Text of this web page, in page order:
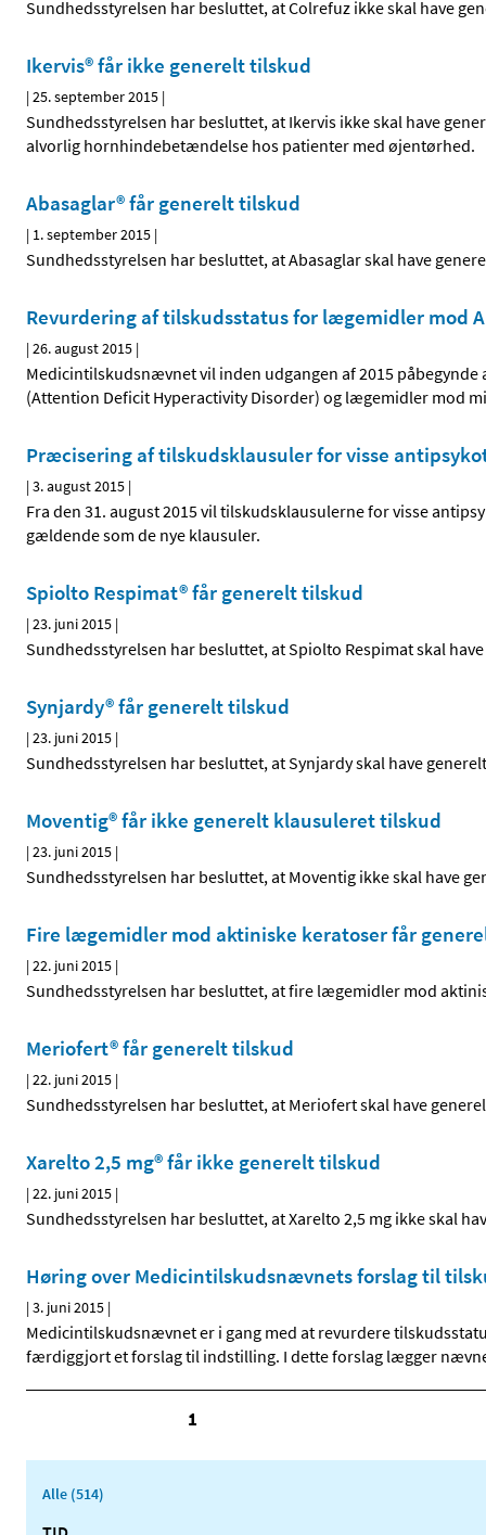
Sundhedsstyrelsen har besluttet, at Colrefuz ikke skal have
Ikervis® får ikke generelt tilskud
|25. september 2015 |
Sundhedsstyrelsen har besluttet, at Ikervis ikke skal have
alvorlig hornhindebetændelse hos patienter med øjentørhed.
Abasaglar® får generelt tilskud
| 1. september 2015 |
Sundhedsstyrelsen har besluttet, at Abasaglar skal have
Revurdering af tilskudsstatus for lægemidler mod
|26. august 2015 |
Medicintilskudsnævnet vil inden udgangen af 2015
(Attention Deficit Hyperactivity Disorder) og lægemidler mod
Præcisering af tilskudsklausuler for visse
|3. august 2015 |
Fra den 31. august 2015 vil tilskudsklausulerne for visse
gældende som de nye klausuler.
Spiolto Respimat® får generelt tilskud
|23. juni 2015 |
Sundhedsstyrelsen har besluttet, at Spiolto Respimat skal
Synjardy® får generelt tilskud
|23. juni 2015 |
Sundhedsstyrelsen har besluttet, at Synjardy skal have
Moventig® får ikke generelt klausuleret tilskud
|23. juni 2015 |
Sundhedsstyrelsen har besluttet, at Moventig ikke skal have
Fire lægemidler mod aktiniske keratoser får
|22. juni 2015 |
Sundhedsstyrelsen har besluttet, at fire lægemidler mod
Meriofert® får generelt tilskud
|22. juni 2015 |
Sundhedsstyrelsen har besluttet, at Meriofert skal have
Xarelto 2,5 mg® får ikke generelt tilskud
|22. juni 2015 |
Sundhedsstyrelsen har besluttet, at Xarelto 2,5 mg ikke skal
Høring over Medicintilskuds­nævnets forslag til
|3. juni 2015 |
Medicintilskudsnævnet er i gang med at revurdere
færdiggjort et forslag til indstilling. I dette forslag lægger
1
Alle (514)